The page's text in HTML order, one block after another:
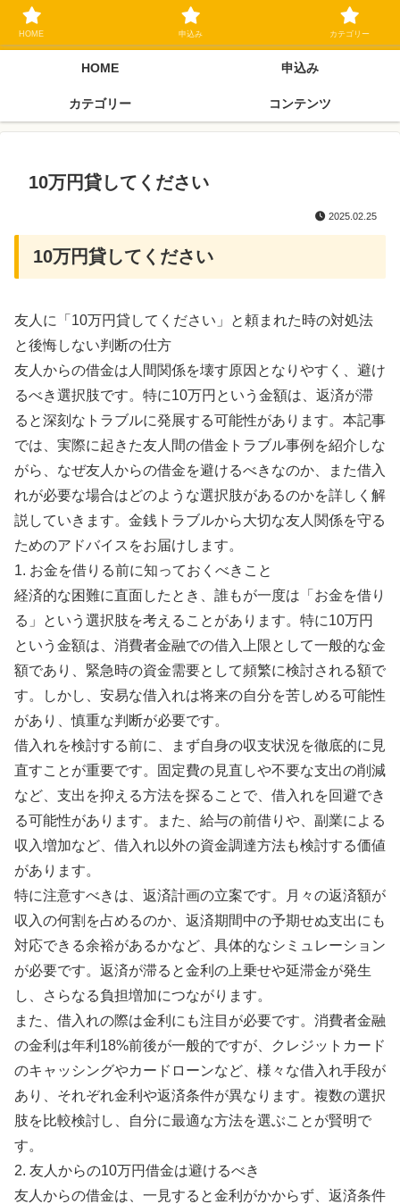
ブラックリスト長期延滞中でもOK 独自審査フリーローン 在籍確認なしの街
金クローネにご相談ください
HOME 申込み
カテゴリー コンテンツ
10万円貸してください
2025.02.25
10万円貸してください
友人に「10万円貸してください」と頼まれた時の対処法
と後悔しない判断の仕方
友人からの借金は人間関係を壊す原因となりやすく、避け
るべき選択肢です。特に10万円という金額は、返済が滞
ると深刻なトラブルに発展する可能性があります。本記事
では、実際に起きた友人間の借金トラブル事例を紹介しな
がら、なぜ友人からの借金を避けるべきなのか、また借入
れが必要な場合はどのような選択肢があるのかを詳しく解
説していきます。金銭トラブルから大切な友人関係を守る
ためのアドバイスをお届けします。
1. お金を借りる前に知っておくべきこと
経済的な困難に直面したとき、誰もが一度は「お金を借り
る」という選択肢を考えることがあります。特に10万円
という金額は、消費者金融での借入上限として一般的な金
額であり、緊急時の資金需要として頻繁に検討される額で
す。しかし、安易な借入れは将来の自分を苦しめる可能性
があり、慎重な判断が必要です。
借入れを検討する前に、まず自身の収支状況を徹底的に見
直すことが重要です。固定費の見直しや不要な支出の削減
など、支出を抑える方法を探ることで、借入れを回避でき
る可能性があります。また、給与の前借りや、副業による
収入増加など、借入れ以外の資金調達方法も検討する価値
があります。
特に注意すべきは、返済計画の立案です。月々の返済額が
収入の何割を占めるのか、返済期間中の予期せぬ支出にも
対応できる余裕があるかなど、具体的なシミュレーション
が必要です。返済が滞ると金利の上乗せや延滞金が発生
し、さらなる負担増加につながります。
また、借入れの際は金利にも注目が必要です。消費者金融
の金利は年利18%前後が一般的ですが、クレジットカード
のキャッシングやカードローンなど、様々な借入れ手段が
あり、それぞれ金利や返済条件が異なります。複数の選択
肢を比較検討し、自分に最適な方法を選ぶことが賢明で
す。
2. 友人からの10万円借金は避けるべき
友人からの借金は、一見すると金利がかからず、返済条件
HOME 申込み カテゴリー